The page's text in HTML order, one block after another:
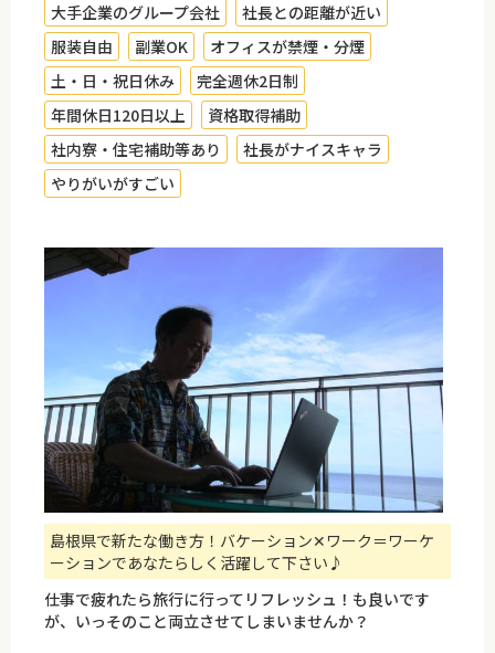
大手企業のグループ会社
社長との距離が近い
服装自由
副業OK
オフィスが禁煙・分煙
土・日・祝日休み
完全週休2日制
年間休日120日以上
資格取得補助
社内寮・住宅補助等あり
社長がナイスキャラ
やりがいがすごい
島根県で新たな働き方！バケーション✕ワーク＝ワーケ
ーションであなたらしく活躍して下さい♪
仕事で疲れたら旅行に行ってリフレッシュ！も良いです
が、いっそのこと両立させてしまいませんか？